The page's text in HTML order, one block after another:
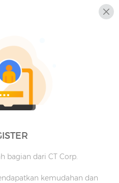
bagian dari CT Corp.
kemudahan dan